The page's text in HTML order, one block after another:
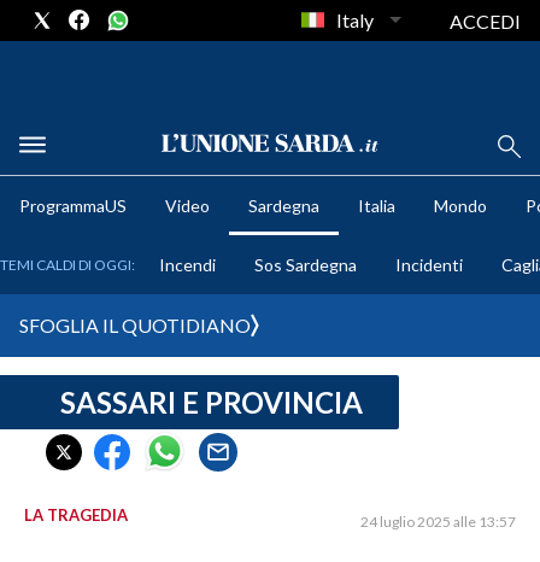
METEO
CRONACA SARDEGNA
CAGLIARI
SULCIS IGLESIENTE
Italy ACCEDI
ProgrammaUS Video Sardegna Italia Mondo
TEMI CALDI DI OGGI: Incendi Sos Sardegna Incidenti
SFOGLIA IL QUOTIDIANO
SASSARI E PROVINCIA
LA TRAGEDIA 24 luglio 2025 alle 13:57